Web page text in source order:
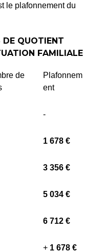
le plafonnement du
DE QUOTIENT
FAMILIALE
de
Plafonnem
ent
-
1 678 €
3 356 €
5 034 €
6 712 €
+ 1 678 €